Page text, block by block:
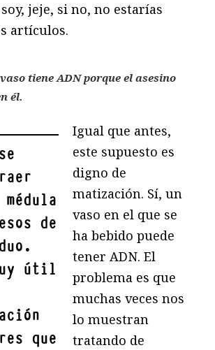
jeje, si no, no estarías
artículos.
tiene ADN porque el asesino
él.
médula
de
útil
que
Igual que antes,
este supuesto es
digno de
matización. Sí, un
vaso en el que se
ha bebido puede
tener ADN. El
problema es que
muchas veces nos
lo muestran
tratando de